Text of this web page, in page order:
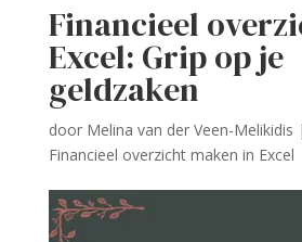
Financieel
Excel: Grip op je
geldzaken
door Melina van der Veen-Melikidis |
Financieel overzicht maken in Excel